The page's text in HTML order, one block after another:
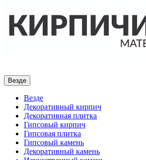
Везде
Везде
Декоративный кирпич
Декоративная плитка
Гипсовый кирпич
Гипсовая плитка
Гипсовый камень
Декоративный камень